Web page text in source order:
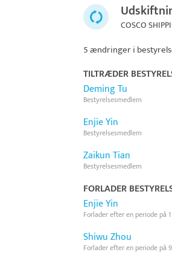
COSCO
5 ændringer i
TILTRÆDER
Deming Tu
Bestyrelsesmedlem
Enjie Yin
Bestyrelsesmedlem
Zaikun Tian
Bestyrelsesmedlem
FORLADER
Enjie Yin
Forlader efter en periode på
Shiwu Zhou
Forlader efter en periode på